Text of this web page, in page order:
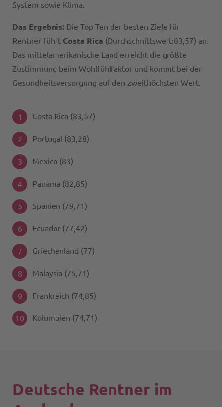
System sowie Klima.
Das Ergebnis: Die Top Ten der besten Ziele für
Rentner führt Costa Rica (Durchschnittswert:83,57) an.
Das mittelamerikanische Land erreicht die größte
Zustimmung beim Wohlfühlfaktor und kommt bei der
Gesundheitsversorgung auf den zweithöchsten Wert.
Costa Rica (83,57)
Portugal (83,28)
Mexico (83)
Panama (82,85)
Spanien (79,71)
Ecuador (77,42)
Griechenland (77)
Malaysia (75,71)
Frankreich (74,85)
Kolumbien (74,71)
Deutsche Rentner im